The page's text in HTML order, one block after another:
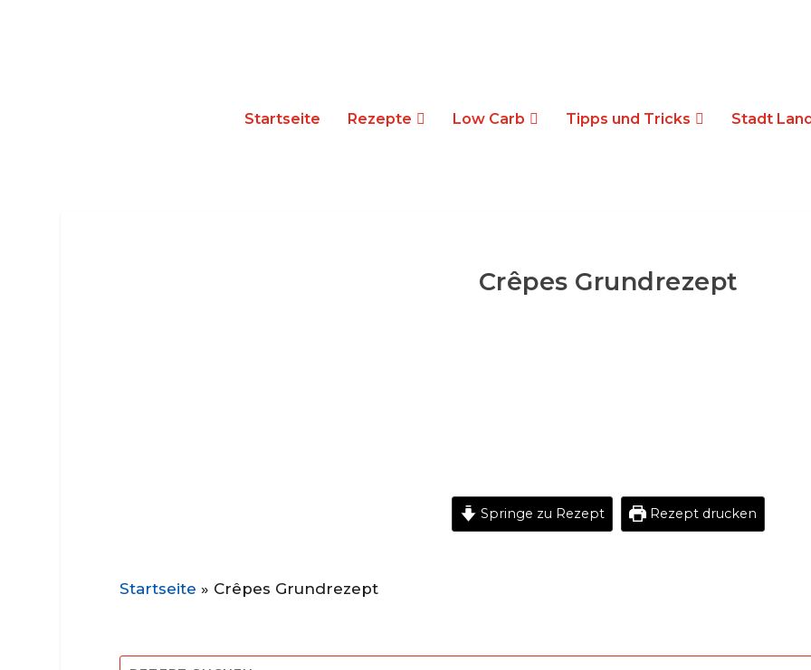
Startseite Rezepte Low Carb Tipps und Tricks Stadt
Crêpes Grundrezept
Springe zu Rezept Rezept drucken
Startseite » Crêpes Grundrezept